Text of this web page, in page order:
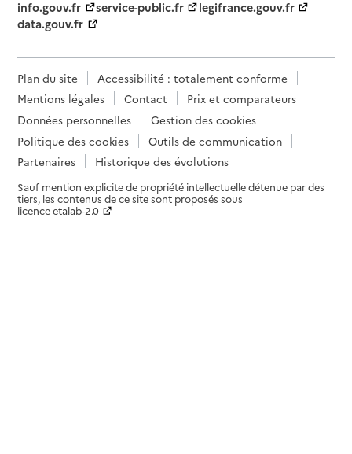
info.gouv.fr service-public.fr
legifrance.gouv.fr
data.gouv.fr
Plan du site
Accessibilité : totalement conforme
Mentions légales
Contact
Prix et comparateurs
Données personnelles
Gestion des cookies
Politique des cookies
Outils de communication
Partenaires
Historique des évolutions
Sauf mention explicite de propriété intellectuelle détenue par des
tiers, les contenus de ce site sont proposés sous
licence etalab-2.0